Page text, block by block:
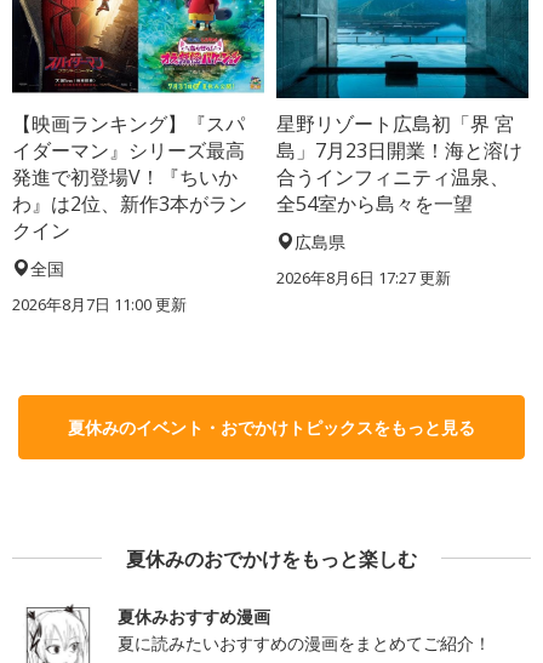
【映画ランキング】『スパ
イダーマン』シリーズ最高
発進で初登場V！『ちいか
わ』は2位、新作3本がラン
クイン
全国
2026年8月7日 11:00更新
星野リゾート広島初「界 宮
島」7月23日開業！海と溶け
合うインフィニティ温泉、
全54室から島々を一望
広島県
2026年8月6日 17:27更新
夏休みのイベント・おでかけトピックスをもっと見る
夏休みのおでかけをもっと楽しむ
夏休みおすすめ漫画
夏に読みたいおすすめの漫画をまとめてご紹介！